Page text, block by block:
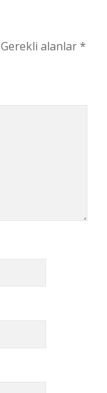
Gerekli alanlar*